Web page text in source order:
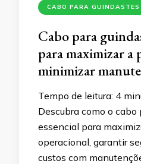
CABO PARA GUINDASTES
Cabo para
para maximizar a
minimizar
Tempo de leitura: 4
Descubra como o cabo
essencial para
operacional, garantir
custos com